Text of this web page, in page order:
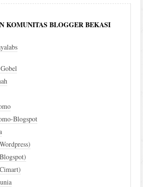
KOMUNITAS BLOGGER BEKASI
Blogspot